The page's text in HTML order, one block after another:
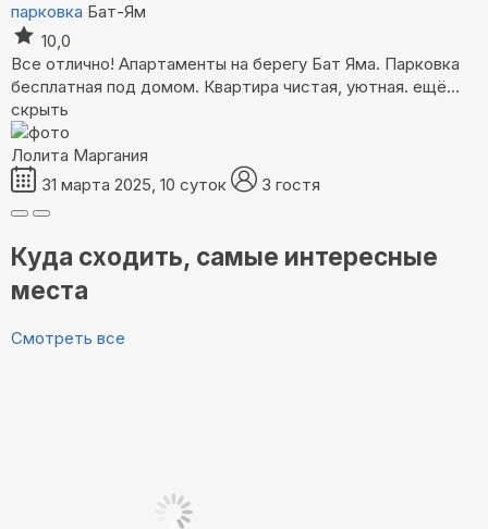
парковка Бат-Ям
10,0
Все отлично! Апартаменты на берегу Бат Яма. Парковка
бесплатная под домом. Квартира чистая, уютная. ещё...
скрыть
Лолита Маргания
31 марта 2025, 10 суток
3 гостя
Куда сходить, самые интересные
места
Смотреть все